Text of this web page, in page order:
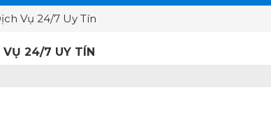
Vụ 24/7 Uy Tín
VỤ 24/7 UY TÍN